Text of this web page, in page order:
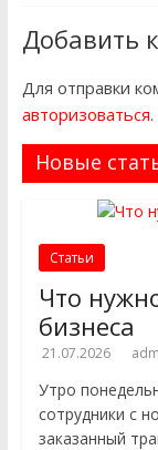
Добавить
Для отправки
авторизоваться.
Новые
Статьи
Что
бизнеса
21.07.2026
Утро
сотрудники с
заказанный